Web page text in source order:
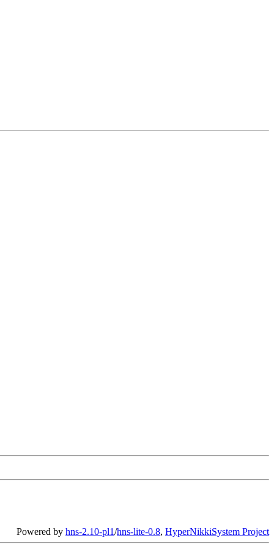
Powered by hns-2.10-pl1/hns-lite-0.8, HyperNikkiSystem Project